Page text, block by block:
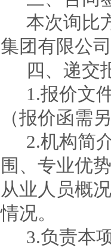
本次询比
集团有限公司
四、递交
1.报价文
（报价函需
2.机构简
围、专业优
从业人员概
情况。
3.负责本